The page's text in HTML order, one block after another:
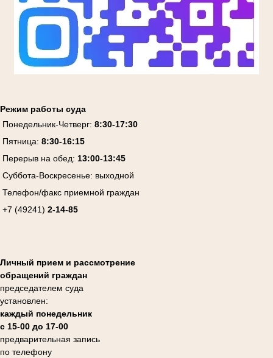
Режим работы суда
Понедельник-Четверг: 8:30-17:30
Пятница: 8:30-16:15
Перерыв на обед: 13:00-13:45
Суббота-Воскресенье: выходной
Телефон/факс приемной граждан
+7 (49241) 2-14-85
Личный прием и рассмотрение
обращений граждан
председателем суда
установлен:
каждый понедельник
с 15-00 до 17-00
предварительная запись
по телефону